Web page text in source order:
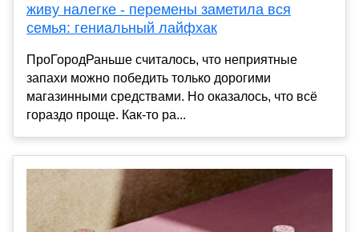
живу налегке - перемены заметила вся
семья: гениальный лайфхак
ПроГородРаньше считалось, что неприятные
запахи можно победить только дорогими
магазинными средствами. Но оказалось, что всё
гораздо проще. Как-то ра...